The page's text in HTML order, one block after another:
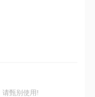
请甄别使用!